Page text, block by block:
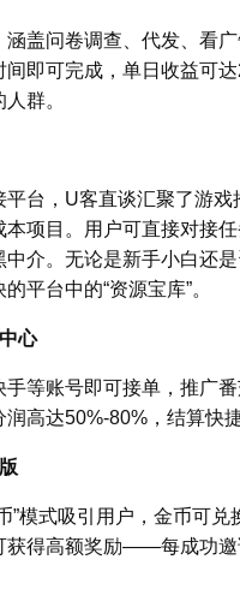
盖问卷调查、代发、看
即可完成，单日收益可
群。
台，U客直谈汇聚了游
本项目。用户可直接对接
介。无论是新手小白还
平台中的“资源宝库”。
心
等账号即可接单，推广
高达50%-80%，结算快
”模式吸引用户，金币可
获得高额奖励——每成功